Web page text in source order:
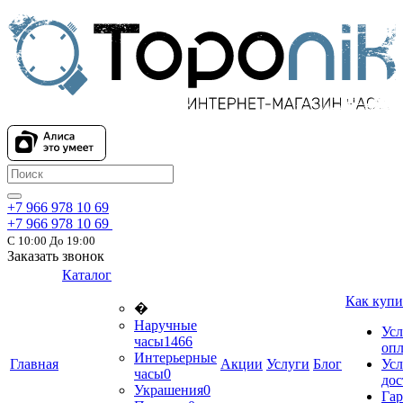
+7 966 978 10 69
+7 966 978 10 69
С 10:00 До 19:00
Заказать звонок
Главная
Каталог
�
Наручные
часы1466
Интерьерные
часы0
Украшения0
Акции Услуги Блог
Как